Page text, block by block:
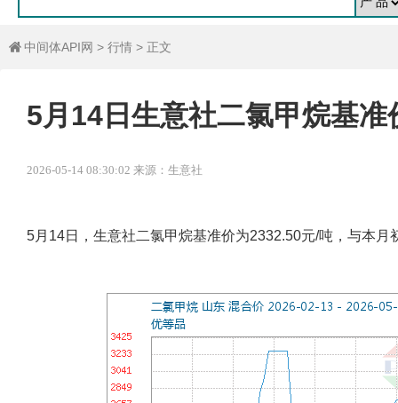
 中间体API网 > 行情 > 正文
5月14日生意社二氯甲烷基
2026-05-14 08:30:02 来源：生意社
5月14日，生意社二氯甲烷基准价为2332.50元/吨，与本月